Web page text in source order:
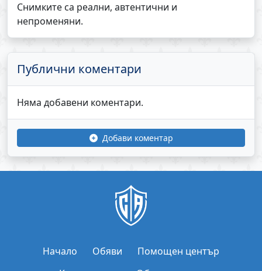
Снимките са реални, автентични и
непроменяни.
Публични коментари
Няма добавени коментари.
Добави коментар
Начало Обяви
Помощен център